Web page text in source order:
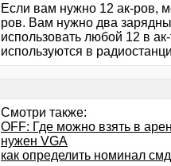
Если вам нужно 12 ак-ров,
ров. Вам нужно два
использовать любой 12 в
используются в
Смотри также:
OFF: Где можно взять в
нужен VGA
как определить номинал